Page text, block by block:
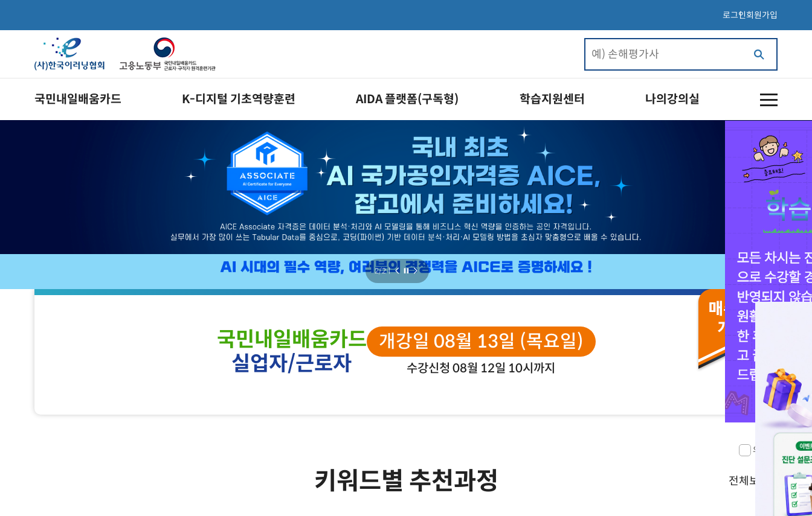
로그인회원가입
국민내일배움카드 K-디지털 기초역량훈련 AIDA 플랫폼(구독형) 학습지원센터 나의강의실
2/2ㅣ
국민내일배움카드
실업자/근로자
개강일 08월 13일 (목요일)
수강신청 08월 12일 10시까지
키워드별 추천과정 전체보기 >
오늘하루 보지 않기